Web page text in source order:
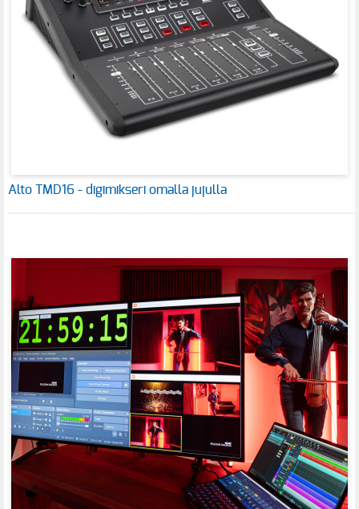
Alto TMD16 - digimikseri omalla jujulla